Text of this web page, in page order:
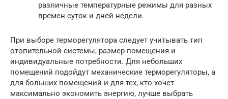
различные температурные режимы для разных
времен суток и дней недели.
При выборе терморегулятора следует учитывать тип
отопительной системы, размер помещения и
индивидуальные потребности. Для небольших
помещений подойдут механические терморегуляторы, а
для больших помещений и для тех, кто хочет
максимально экономить энергию, лучше выбрать